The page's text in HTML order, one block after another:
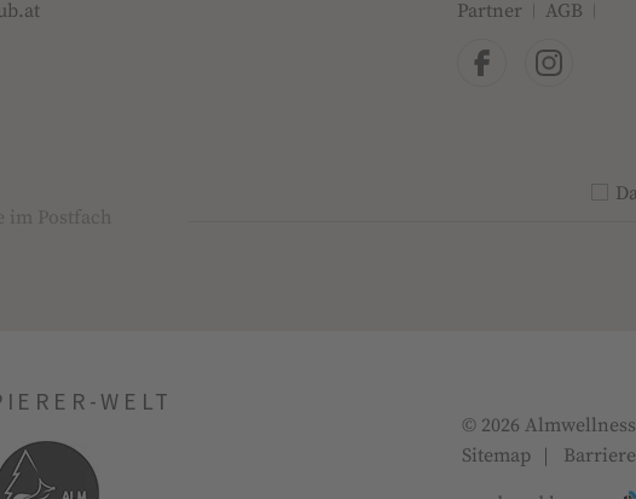
Partner
AGB
im Postfach
WELT
© 2026
Sitemap